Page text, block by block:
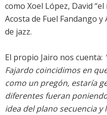
como Xoel López, David
Acosta de Fuel Fandango
de jazz.
El propio Jairo nos cuenta:
Fajardo coincidimos en
como un pregón, estaría
diferentes fueran
idea del plano secuencia